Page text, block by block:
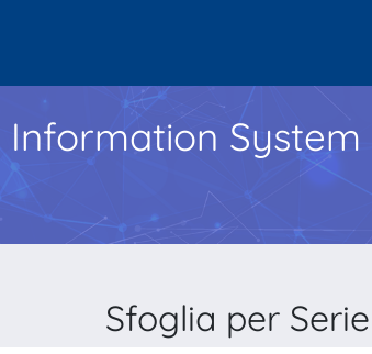
System
Sfoglia per Serie